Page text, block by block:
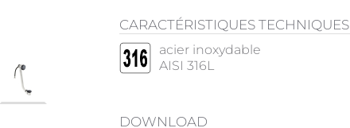
CARACTÉRISTIQUES TECHNIQUES
acier inoxydable
AISI 316L
DOWNLOAD